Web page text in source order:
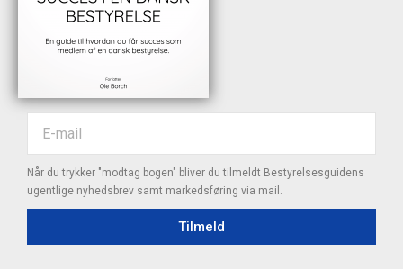
Når du trykker "modtag bogen" bliver du tilmeldt Bestyrelsesguidens
ugentlige nyhedsbrev samt markedsføring via mail.
Tilmeld